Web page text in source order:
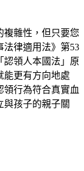
複雜性，但只要您
法律適用法》第53
認領人本國法」原
能更有方向地處
領行為符合真實血
與孩子的親子關